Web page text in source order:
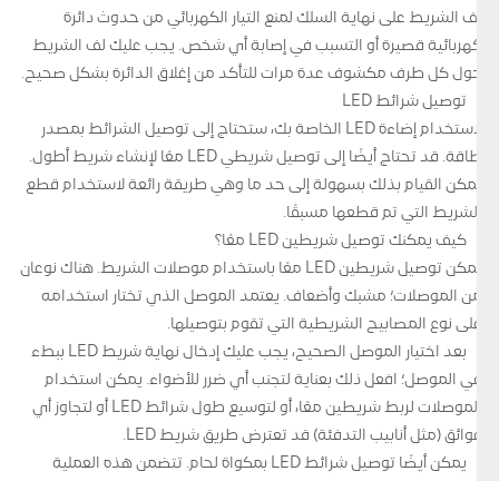
لف الشريط على نهاية السلك لمنع التيار الكهربائي من حدوث دائرة
كهربائية قصيرة أو التسبب في إصابة أي شخص. يجب عليك لف الشريط
حول كل طرف مكشوف عدة مرات للتأكد من إغلاق الدائرة بشكل صحيح.
توصيل شرائط LED
لاستخدام إضاءة LED الخاصة بك، ستحتاج إلى توصيل الشرائط بمصدر
طاقة. قد تحتاج أيضًا إلى توصيل شريطي LED معًا لإنشاء شريط أطول.
يمكن القيام بذلك بسهولة إلى حد ما وهي طريقة رائعة لاستخدام قطع
الشريط التي تم قطعها مسبقًا.
كيف يمكنك توصيل شريطين LED معًا؟
يمكن توصيل شريطين LED معًا باستخدام موصلات الشريط. هناك نوعان
من الموصلات؛ مشبك وأضعاف. يعتمد الموصل الذي تختار استخدامه
على نوع المصابيح الشريطية التي تقوم بتوصيلها.
بعد اختيار الموصل الصحيح، يجب عليك إدخال نهاية شريط LED ببطء
في الموصل؛ افعل ذلك بعناية لتجنب أي ضرر للأضواء. يمكن استخدام
الموصلات لربط شريطين معًا، أو لتوسيع طول شرائط LED أو لتجاوز أي
عوائق (مثل أنابيب التدفئة) قد تعترض طريق شريط LED.
يمكن أيضًا توصيل شرائط LED بمكواة لحام. تتضمن هذه العملية